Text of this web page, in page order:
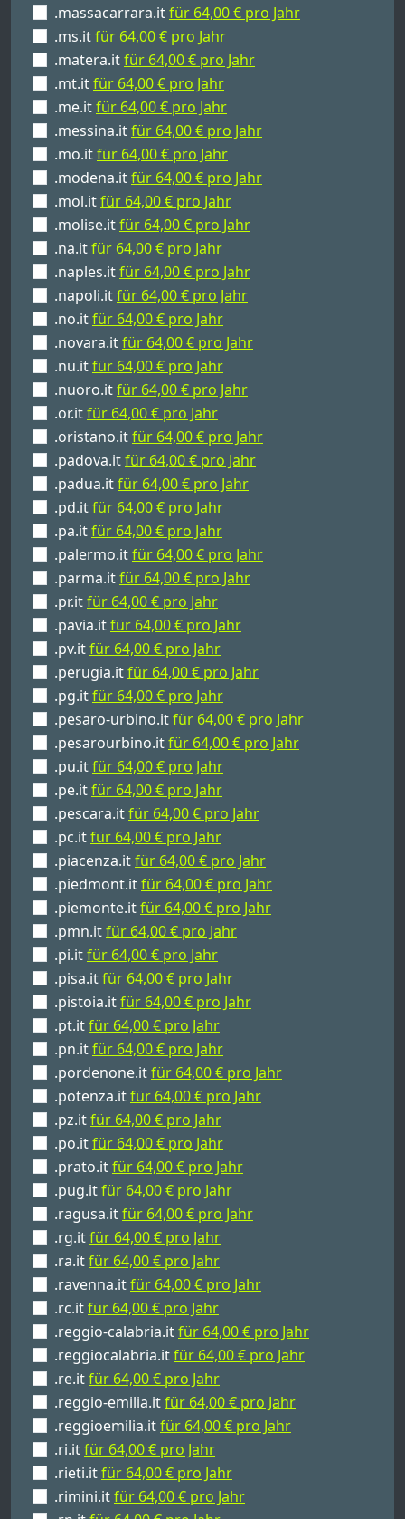
.massacarrara.itfür 64,00 € pro Jahr
.ms.itfür 64,00 € pro Jahr
.matera.itfür 64,00 € pro Jahr
.mt.itfür 64,00 € pro Jahr
.me.itfür 64,00 € pro Jahr
.messina.itfür 64,00 € pro Jahr
.mo.itfür 64,00 € pro Jahr
.modena.itfür 64,00 € pro Jahr
.mol.itfür 64,00 € pro Jahr
.molise.itfür 64,00 € pro Jahr
.na.itfür 64,00 € pro Jahr
.naples.itfür 64,00 € pro Jahr
.napoli.itfür 64,00 € pro Jahr
.no.itfür 64,00 € pro Jahr
.novara.itfür 64,00 € pro Jahr
.nu.itfür 64,00 € pro Jahr
.nuoro.itfür 64,00 € pro Jahr
.or.itfür 64,00 € pro Jahr
.oristano.itfür 64,00 € pro Jahr
.padova.itfür 64,00 € pro Jahr
.padua.itfür 64,00 € pro Jahr
.pd.itfür 64,00 € pro Jahr
.pa.itfür 64,00 € pro Jahr
.palermo.itfür 64,00 € pro Jahr
.parma.itfür 64,00 € pro Jahr
.pr.itfür 64,00 € pro Jahr
.pavia.itfür 64,00 € pro Jahr
.pv.itfür 64,00 € pro Jahr
.perugia.itfür 64,00 € pro Jahr
.pg.itfür 64,00 € pro Jahr
.pesaro-urbino.itfür 64,00 € pro Jahr
.pesarourbino.itfür 64,00 € pro Jahr
.pu.itfür 64,00 € pro Jahr
.pe.itfür 64,00 € pro Jahr
.pescara.itfür 64,00 € pro Jahr
.pc.itfür 64,00 € pro Jahr
.piacenza.itfür 64,00 € pro Jahr
.piedmont.itfür 64,00 € pro Jahr
.piemonte.itfür 64,00 € pro Jahr
.pmn.itfür 64,00 € pro Jahr
.pi.itfür 64,00 € pro Jahr
.pisa.itfür 64,00 € pro Jahr
.pistoia.itfür 64,00 € pro Jahr
.pt.itfür 64,00 € pro Jahr
.pn.itfür 64,00 € pro Jahr
.pordenone.itfür 64,00 € pro Jahr
.potenza.itfür 64,00 € pro Jahr
.pz.itfür 64,00 € pro Jahr
.po.itfür 64,00 € pro Jahr
.prato.itfür 64,00 € pro Jahr
.pug.itfür 64,00 € pro Jahr
.ragusa.itfür 64,00 € pro Jahr
.rg.itfür 64,00 € pro Jahr
.ra.itfür 64,00 € pro Jahr
.ravenna.itfür 64,00 € pro Jahr
.rc.itfür 64,00 € pro Jahr
.reggio-calabria.itfür 64,00 € pro Jahr
.reggiocalabria.itfür 64,00 € pro Jahr
.re.itfür 64,00 € pro Jahr
.reggio-emilia.itfür 64,00 € pro Jahr
.reggioemilia.itfür 64,00 € pro Jahr
.ri.itfür 64,00 € pro Jahr
.rieti.itfür 64,00 € pro Jahr
.rimini.itfür 64,00 € pro Jahr